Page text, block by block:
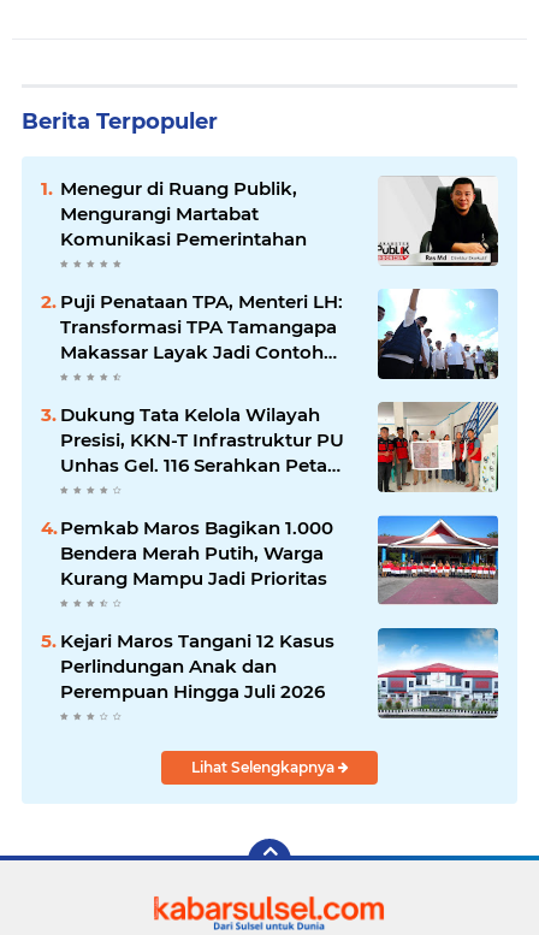
Berita Terpopuler
Menegur di Ruang Publik,
Mengurangi Martabat
Komunikasi Pemerintahan
Puji Penataan TPA, Menteri LH:
Transformasi TPA Tamangapa
Makassar Layak Jadi Contoh
Nasional
Dukung Tata Kelola Wilayah
Presisi, KKN-T Infrastruktur PU
Unhas Gel. 116 Serahkan Peta
Batas Dusun Berbasis GIS ke
Desa Bonto Matene
Pemkab Maros Bagikan 1.000
Bendera Merah Putih, Warga
Kurang Mampu Jadi Prioritas
Kejari Maros Tangani 12 Kasus
Perlindungan Anak dan
Perempuan Hingga Juli 2026
Lihat Selengkapnya